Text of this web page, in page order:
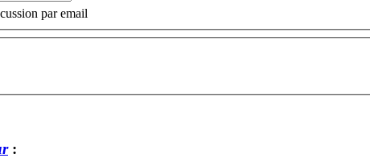
par email
: